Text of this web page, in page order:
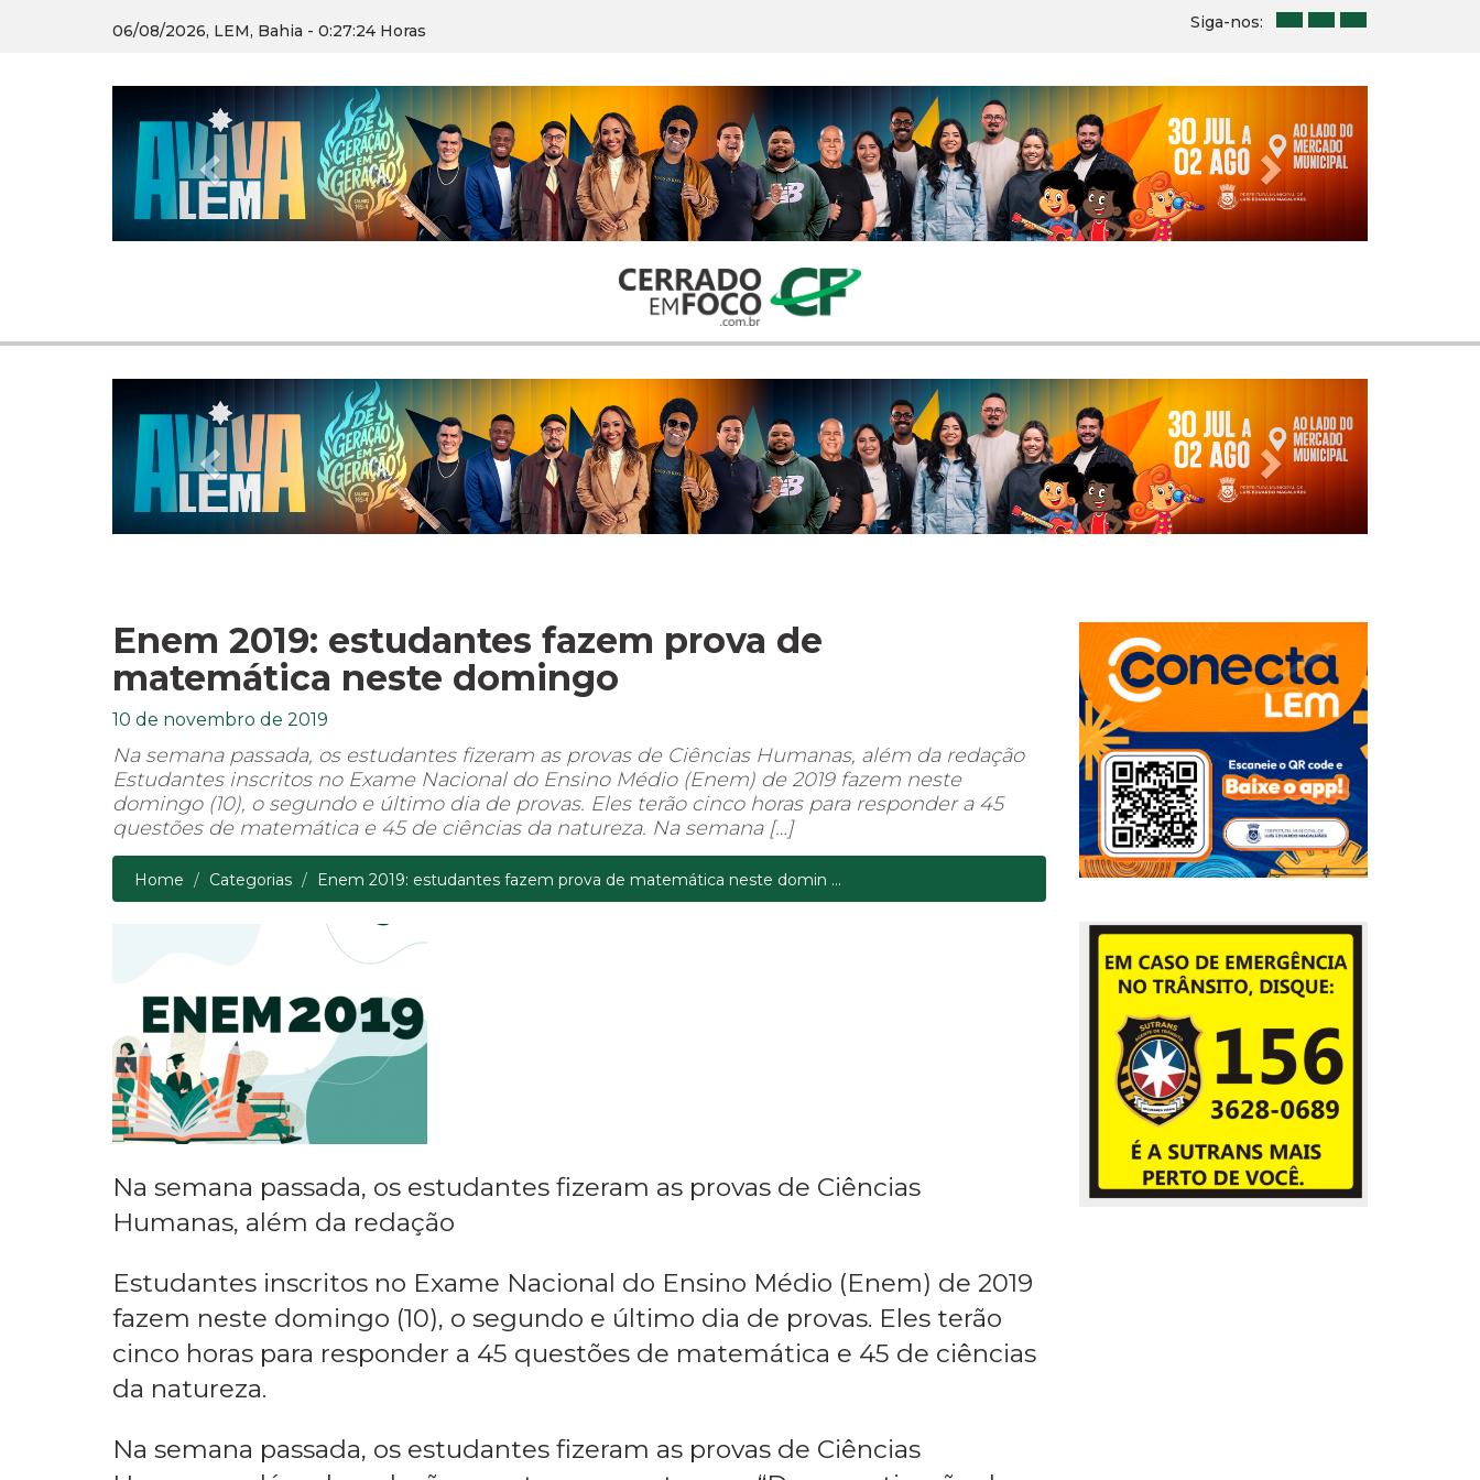
06/08/2026, LEM, Bahia - 0:27:25 Horas Siga-nos:
Enem 2019: estudantes fazem prova de
matemática neste domingo
10 de novembro de 2019
Na semana passada, os estudantes fizeram as provas de Ciências Humanas, além da redação
Estudantes inscritos no Exame Nacional do Ensino Médio (Enem) de 2019 fazem neste
domingo (10), o segundo e último dia de provas. Eles terão cinco horas para responder a 45
questões de matemática e 45 de ciências da natureza. Na semana […]
Home Categorias Enem 2019: estudantes fazem prova de matemática neste domin ...
Na semana passada, os estudantes fizeram as provas de Ciências
Humanas, além da redação
Estudantes inscritos no Exame Nacional do Ensino Médio (Enem) de 2019
fazem neste domingo (10), o segundo e último dia de provas. Eles terão
cinco horas para responder a 45 questões de matemática e 45 de ciências
da natureza.
Na semana passada, os estudantes fizeram as provas de Ciências